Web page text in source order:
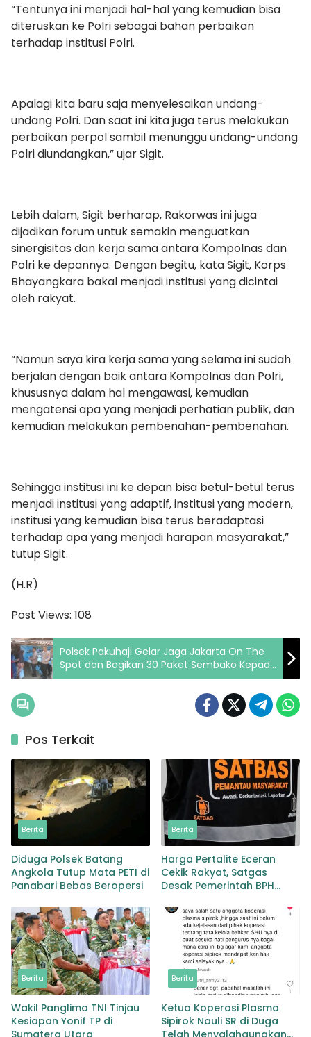
“Tentunya ini menjadi hal-hal yang kemudian bisa
diteruskan ke Polri sebagai bahan perbaikan
terhadap institusi Polri.
Apalagi kita baru saja menyelesaikan undang-
undang Polri. Dan saat ini kita juga terus melakukan
perbaikan perpol sambil menunggu undang-undang
Polri diundangkan,” ujar Sigit.
Lebih dalam, Sigit berharap, Rakorwas ini juga
dijadikan forum untuk semakin menguatkan
sinergisitas dan kerja sama antara Kompolnas dan
Polri ke depannya. Dengan begitu, kata Sigit, Korps
Bhayangkara bakal menjadi institusi yang dicintai
oleh rakyat.
“Namun saya kira kerja sama yang selama ini sudah
berjalan dengan baik antara Kompolnas dan Polri,
khususnya dalam hal mengawasi, kemudian
mengatensi apa yang menjadi perhatian publik, dan
kemudian melakukan pembenahan-pembenahan.
Sehingga institusi ini ke depan bisa betul-betul terus
menjadi institusi yang adaptif, institusi yang modern,
institusi yang kemudian bisa terus beradaptasi
terhadap apa yang menjadi harapan masyarakat,”
tutup Sigit.
(H.R)
Post Views: 108
Polsek Pakuhaji Gelar Jaga Jakarta On The
Spot dan Bagikan 30 Paket Sembako Kepada
Warga
Pos Terkait
Berita
Diduga Polsek Batang
Angkola Tutup Mata PETI di
Panabari Bebas Beropersi
Berita
Harga Pertalite Eceran
Cekik Rakyat, Satgas
Desak Pemerintah BPH
Berita
Wakil Panglima TNI Tinjau
Kesiapan Yonif TP di
Sumatera Utara
Berita
Ketua Koperasi Plasma
Sipirok Nauli SR di Duga
Telah Menyalahgunakan